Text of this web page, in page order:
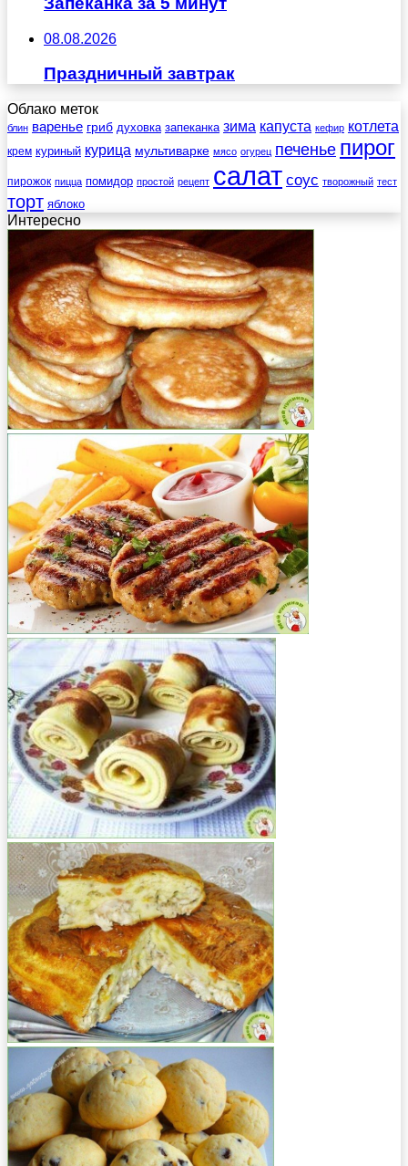
08.08.2026
Праздничный завтрак
Облако меток
блин варенье гриб духовка запеканка зима капуста кефир котлета
крем куриный курица мультиварке мясо огурец печенье пирог
пирожок пицца помидор простой рецепт салат соус творожный тест
торт яблоко
Интересно